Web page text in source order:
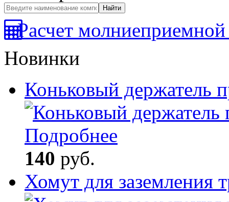
Расчет
Новинки
Коньковый держатель
Подробнее
140 руб.
Хомут для заземления